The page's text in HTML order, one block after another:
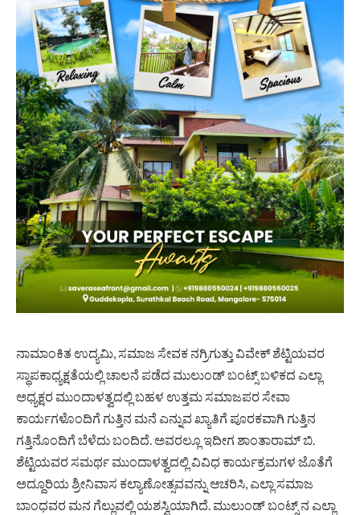
ನಾಮಾಂಕಿತ ಉದ್ಯಮಿ, ಸಮಾಜ ಸೇವಕ ನಗ್ರಿಗುತ್ತು ವಿವೇಕ್ ಶೆಟ್ಟಿಯವರ
ಸ್ಥಾಪಕಾಧ್ಯಕ್ಷತೆಯಲ್ಲಿ ಚಾಲನೆ ಪಡೆದ ಮುಲುಂಡ್ ಬಂಟ್ಸ್ ಬಳಿಕದ ಎಲ್ಲಾ
ಅಧ್ಯಕ್ಷರ ಮುಂದಾಳತ್ವದಲ್ಲಿ ಬಹಳ ಉತ್ತಮ ಸಮಾಜಪರ ಸೇವಾ
ಕಾರ್ಯಗಳೊಂದಿಗೆ ಗುತ್ತಿನ ಮನೆ ಎನ್ನುವ ಖ್ಯಾತಿಗೆ ಪೂರಕವಾಗಿ ಗುತ್ತಿನ
ಗತ್ತಿನೊಂದಿಗೆ ಬೆಳೆದು ಬಂದಿದೆ. ಅವರಲ್ಲೂ ಇದೀಗ ಶಾಂತಾರಾಮ್ ಬಿ.
ಶೆಟ್ಟಿಯವರ ಸಮರ್ಥ ಮುಂದಾಳತ್ವದಲ್ಲಿ ವಿವಿಧ ಕಾರ್ಯಕ್ರಮಗಳ ಜೊತೆಗೆ
ಅದ್ದೂರಿಯ ಶ್ರೀನಿವಾಸ ಕಲ್ಯಾಣೋತ್ಸವವನ್ನು ಆಚರಿಸಿ, ಎಲ್ಲಾ ಸಮಾಜ
ಬಾಂಧವರ ಮನ ಗೆಲ್ಲುವಲ್ಲಿ ಯಶಸ್ವಿಯಾಗಿದೆ. ಮುಲುಂಡ್ ಬಂಟ್ಸ್ ನ ಎಲ್ಲಾ